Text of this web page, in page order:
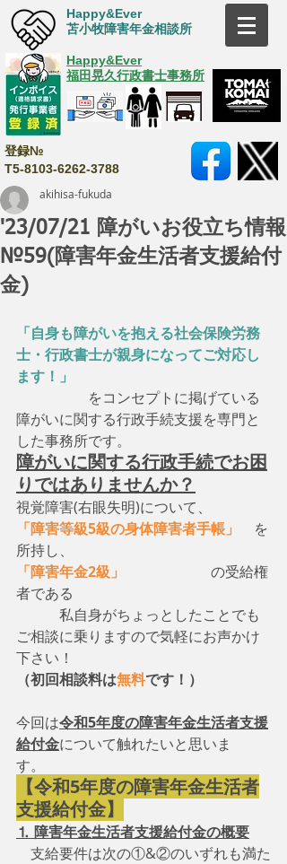
Happy&Ever
苫小牧障害年金相談所
Happy&Ever
福田晃久行政書士事務所
登録№
T5-8103-6262-3788
'23/07/21 障がいお役立ち情報
№59(障害年金生活者支援給付
金)
akihisa-fukuda
「自身も障がいを抱える社会保険労務
士・行政書士が親身になってご対応し
ます！」
をコンセプトに掲げている
障がいに関する行政手続支援を専門と
した事務所です。
障がいに関する行政手続でお困
りではありませんか？
視覚障害(右眼失明)について、
「障害等級5級の身体障害者手帳」
を
所持し、
「障害年金2級」
の受給権
者である
私自身がちょっとしたことでも
ご相談に乗りますので気軽にお声かけ
下さい！
（初回相談料は無料です！）
今回は令和5年度の障害年金生活者支援
給付金について触れたいと思いま
す。
【令和5年度の障害年金生活者
支援給付金】
⒈ 障害年金生活者支援給付金の概要
支給要件は次の①&②のいずれも満た